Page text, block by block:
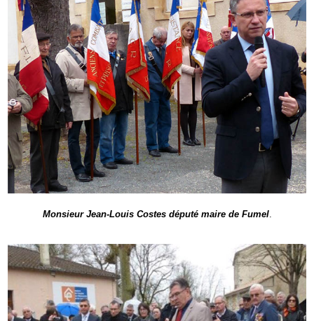
Monsieur Jean-Louis Costes député maire de Fumel.